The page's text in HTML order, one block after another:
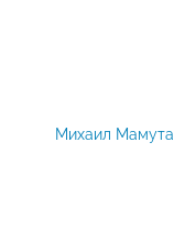
Михаил Мамута